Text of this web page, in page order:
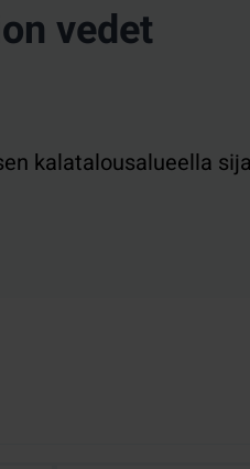
vedet
kalatalousalueella